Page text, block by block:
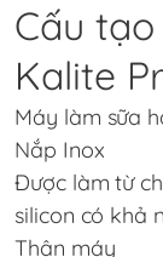
Cấu
Kalite
Máy làm sữa
Nắp Inox
Được làm từ
silicon có khả
Thân máy